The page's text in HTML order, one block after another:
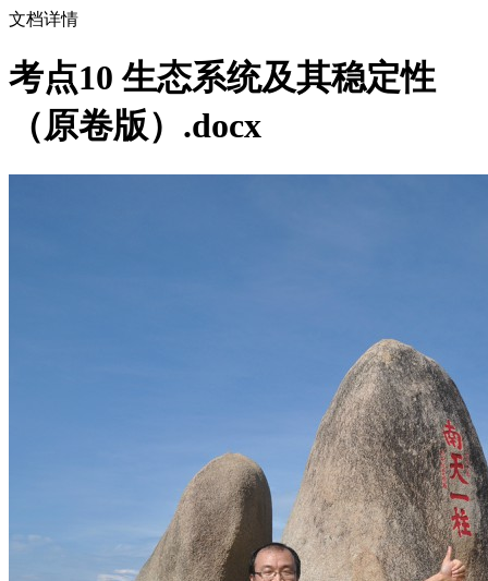
文档详情
考点10 生态系统及其稳定性
（原卷版）.docx